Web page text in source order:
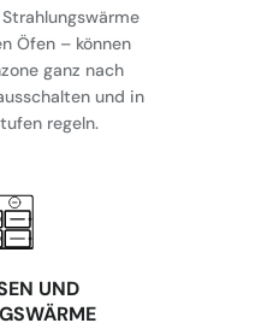
Öfen – können
ganz nach
und in
regeln.
UND